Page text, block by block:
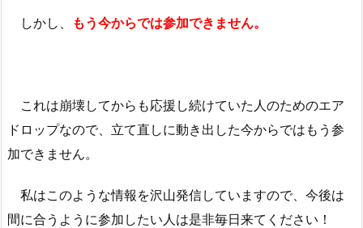
しかし、 もう今からでは参加できません。
これは崩壊してからも応援し続けていた人のためのエア
ドロップなので、立て直しに動き出した今からではもう参
加できません。
私はこのような情報を沢山発信していますので、今後は
間に合うように参加したい人は是非毎日来てください！